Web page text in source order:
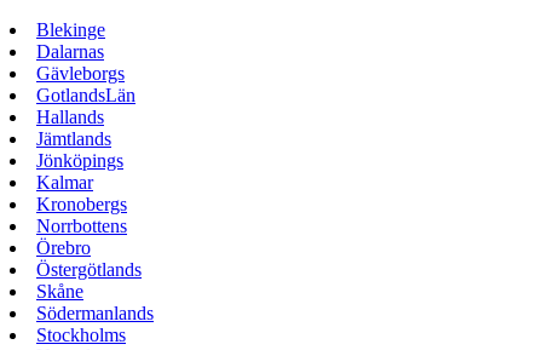
Blekinge
Dalarnas
Gävleborgs
GotlandsLän
Hallands
Jämtlands
Jönköpings
Kalmar
Kronobergs
Norrbottens
Örebro
Östergötlands
Skåne
Södermanlands
Stockholms